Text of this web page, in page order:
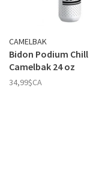
CAMELBAK
Bidon Podium Chill
Camelbak 24 oz
34,99$CA